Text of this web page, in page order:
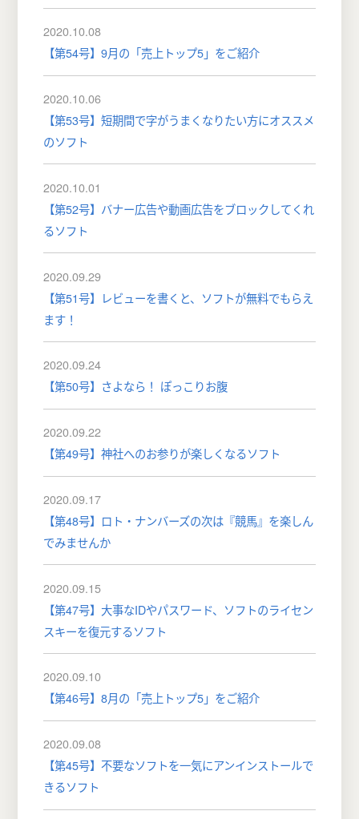
2020.10.08
【第54号】9月の「売上トップ5」をご紹介
2020.10.06
【第53号】短期間で字がうまくなりたい方にオススメ
のソフト
2020.10.01
【第52号】バナー広告や動画広告をブロックしてくれ
るソフト
2020.09.29
【第51号】レビューを書くと、ソフトが無料でもらえ
ます！
2020.09.24
【第50号】さよなら！ ぽっこりお腹
2020.09.22
【第49号】神社へのお参りが楽しくなるソフト
2020.09.17
【第48号】ロト・ナンバーズの次は『競馬』を楽しん
でみませんか
2020.09.15
【第47号】大事なIDやパスワード、ソフトのライセン
スキーを復元するソフト
2020.09.10
【第46号】8月の「売上トップ5」をご紹介
2020.09.08
【第45号】不要なソフトを一気にアンインストールで
きるソフト